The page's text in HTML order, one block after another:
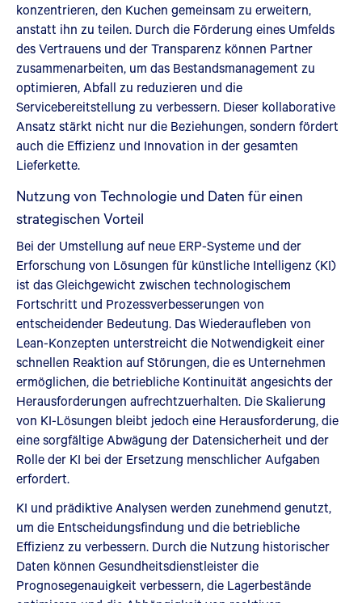
konzentrieren, den Kuchen gemeinsam zu erweitern,
anstatt ihn zu teilen. Durch die Förderung eines Umfelds
des Vertrauens und der Transparenz können Partner
zusammenarbeiten, um das Bestandsmanagement zu
optimieren, Abfall zu reduzieren und die
Servicebereitstellung zu verbessern. Dieser kollaborative
Ansatz stärkt nicht nur die Beziehungen, sondern fördert
auch die Effizienz und Innovation in der gesamten
Lieferkette.
Nutzung von Technologie und Daten für einen
strategischen Vorteil
Bei der Umstellung auf neue ERP-Systeme und der
Erforschung von Lösungen für künstliche Intelligenz (KI)
ist das Gleichgewicht zwischen technologischem
Fortschritt und Prozessverbesserungen von
entscheidender Bedeutung. Das Wiederaufleben von
Lean-Konzepten unterstreicht die Notwendigkeit einer
schnellen Reaktion auf Störungen, die es Unternehmen
ermöglichen, die betriebliche Kontinuität angesichts der
Herausforderungen aufrechtzuerhalten. Die Skalierung
von KI-Lösungen bleibt jedoch eine Herausforderung, die
eine sorgfältige Abwägung der Datensicherheit und der
Rolle der KI bei der Ersetzung menschlicher Aufgaben
erfordert.
KI und prädiktive Analysen werden zunehmend genutzt,
um die Entscheidungsfindung und die betriebliche
Effizienz zu verbessern. Durch die Nutzung historischer
Daten können Gesundheitsdienstleister die
Prognosegenauigkeit verbessern, die Lagerbestände